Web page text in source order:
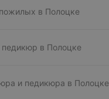
в Полоцке
педикюр в Полоцке
и педикюра в Полоцке